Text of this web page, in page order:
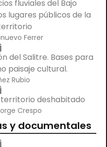
fluviales del Bajo
lugares públicos de la
Ferrer
del Salitre. Bases para
paisaje cultural.
Rubio
territorio deshabitado
Crespo
y documentales